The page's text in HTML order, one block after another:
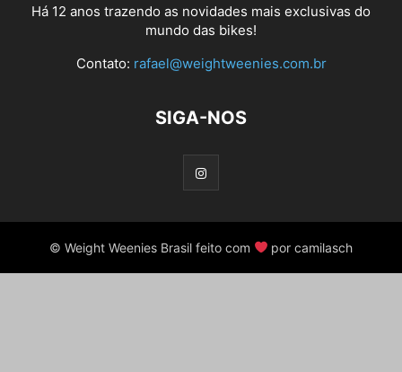
Há 12 anos trazendo as novidades mais exclusivas do
mundo das bikes!
Contato: rafael@weightweenies.com.br
SIGA-NOS
© Weight Weenies Brasil feito com por camilasch